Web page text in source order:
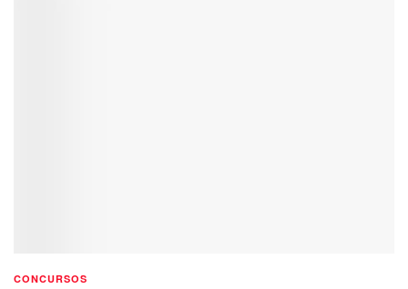
CONCURSOS